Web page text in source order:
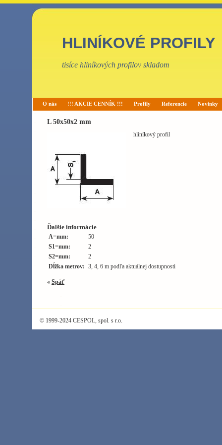
HLINÍKOVÉ PROFILY
tisíce hliníkových profilov skladom
O nás !!! AKCIE CENNÍK !!! Profily Referencie Novinky
L 50x50x2 mm
hliníkový profil
Ďalšie informácie
A=mm:
50
S1=mm:
2
S2=mm:
2
Dĺžka metrov: 3, 4, 6 m podľa aktuálnej dostupnosti
« Späť
© 1999-2024 CESPOL, spol. s r.o.